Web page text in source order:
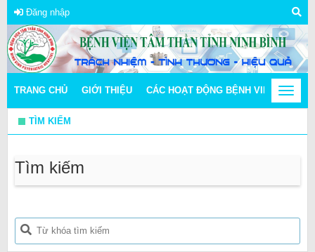
Đăng nhập
TRANG CHỦ GIỚI THIỆU CÁC HOẠT ĐỘNG BỆNH VIỆN
Toggle
TÌM KIẾM
Tìm kiếm